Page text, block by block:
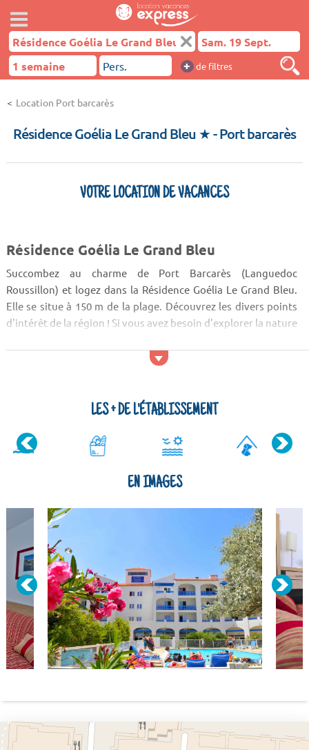
+ de filtres
Location Port barcarès
Résidence Goélia Le Grand Bleu ★- Port barcarès
VOTRE LOCATION DE VACANCES
Résidence Goélia Le Grand Bleu
Succombez au charme de Port Barcarès (Languedoc
Roussillon) et logez dans la Résidence Goélia Le Grand Bleu.
Elle se situe à 150 m de la plage. Découvrez les divers points
d'intérêt de la région ! Si vous avez besoin d'explorer la nature
Lac des Bouillouses et le Canigou.
Pour les sportifs, la résidence dispose...
LES + DE L'ÉTABLISSEMENT
EN IMAGES